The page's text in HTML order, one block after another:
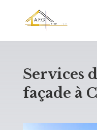
Services
façade à